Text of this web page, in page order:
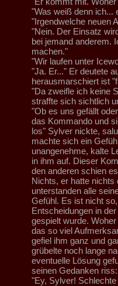
"Was weiß denn ich...
"Irgendwelche neuen
"Nein. Der Einsatz
bei jemand anderem.
machen."
"Wir laufen unter
"Ja. Er..." Er deutete
herausmarschiert ist
"Da zweifle ich keine
straffte sich sichtlich
"Ob es uns gefällt
das Kommando und
los" Sylver nickte,
machte sich ein
unangenehme, kalte
in ihm auf. Dieser
den anderen schien
Nichts, er hatte nichts
unterstanden alle
Gefühl. Es ist nicht
Entscheidungen in
gespielt wurde.
das so viel
gefiel ihm ganz und
grübelte noch lange
eventuelle Lösung
seinen Gedanken riss:
"Ey, Sylver!